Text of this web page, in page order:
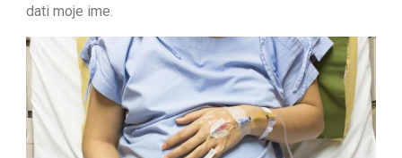
dati moje ime.